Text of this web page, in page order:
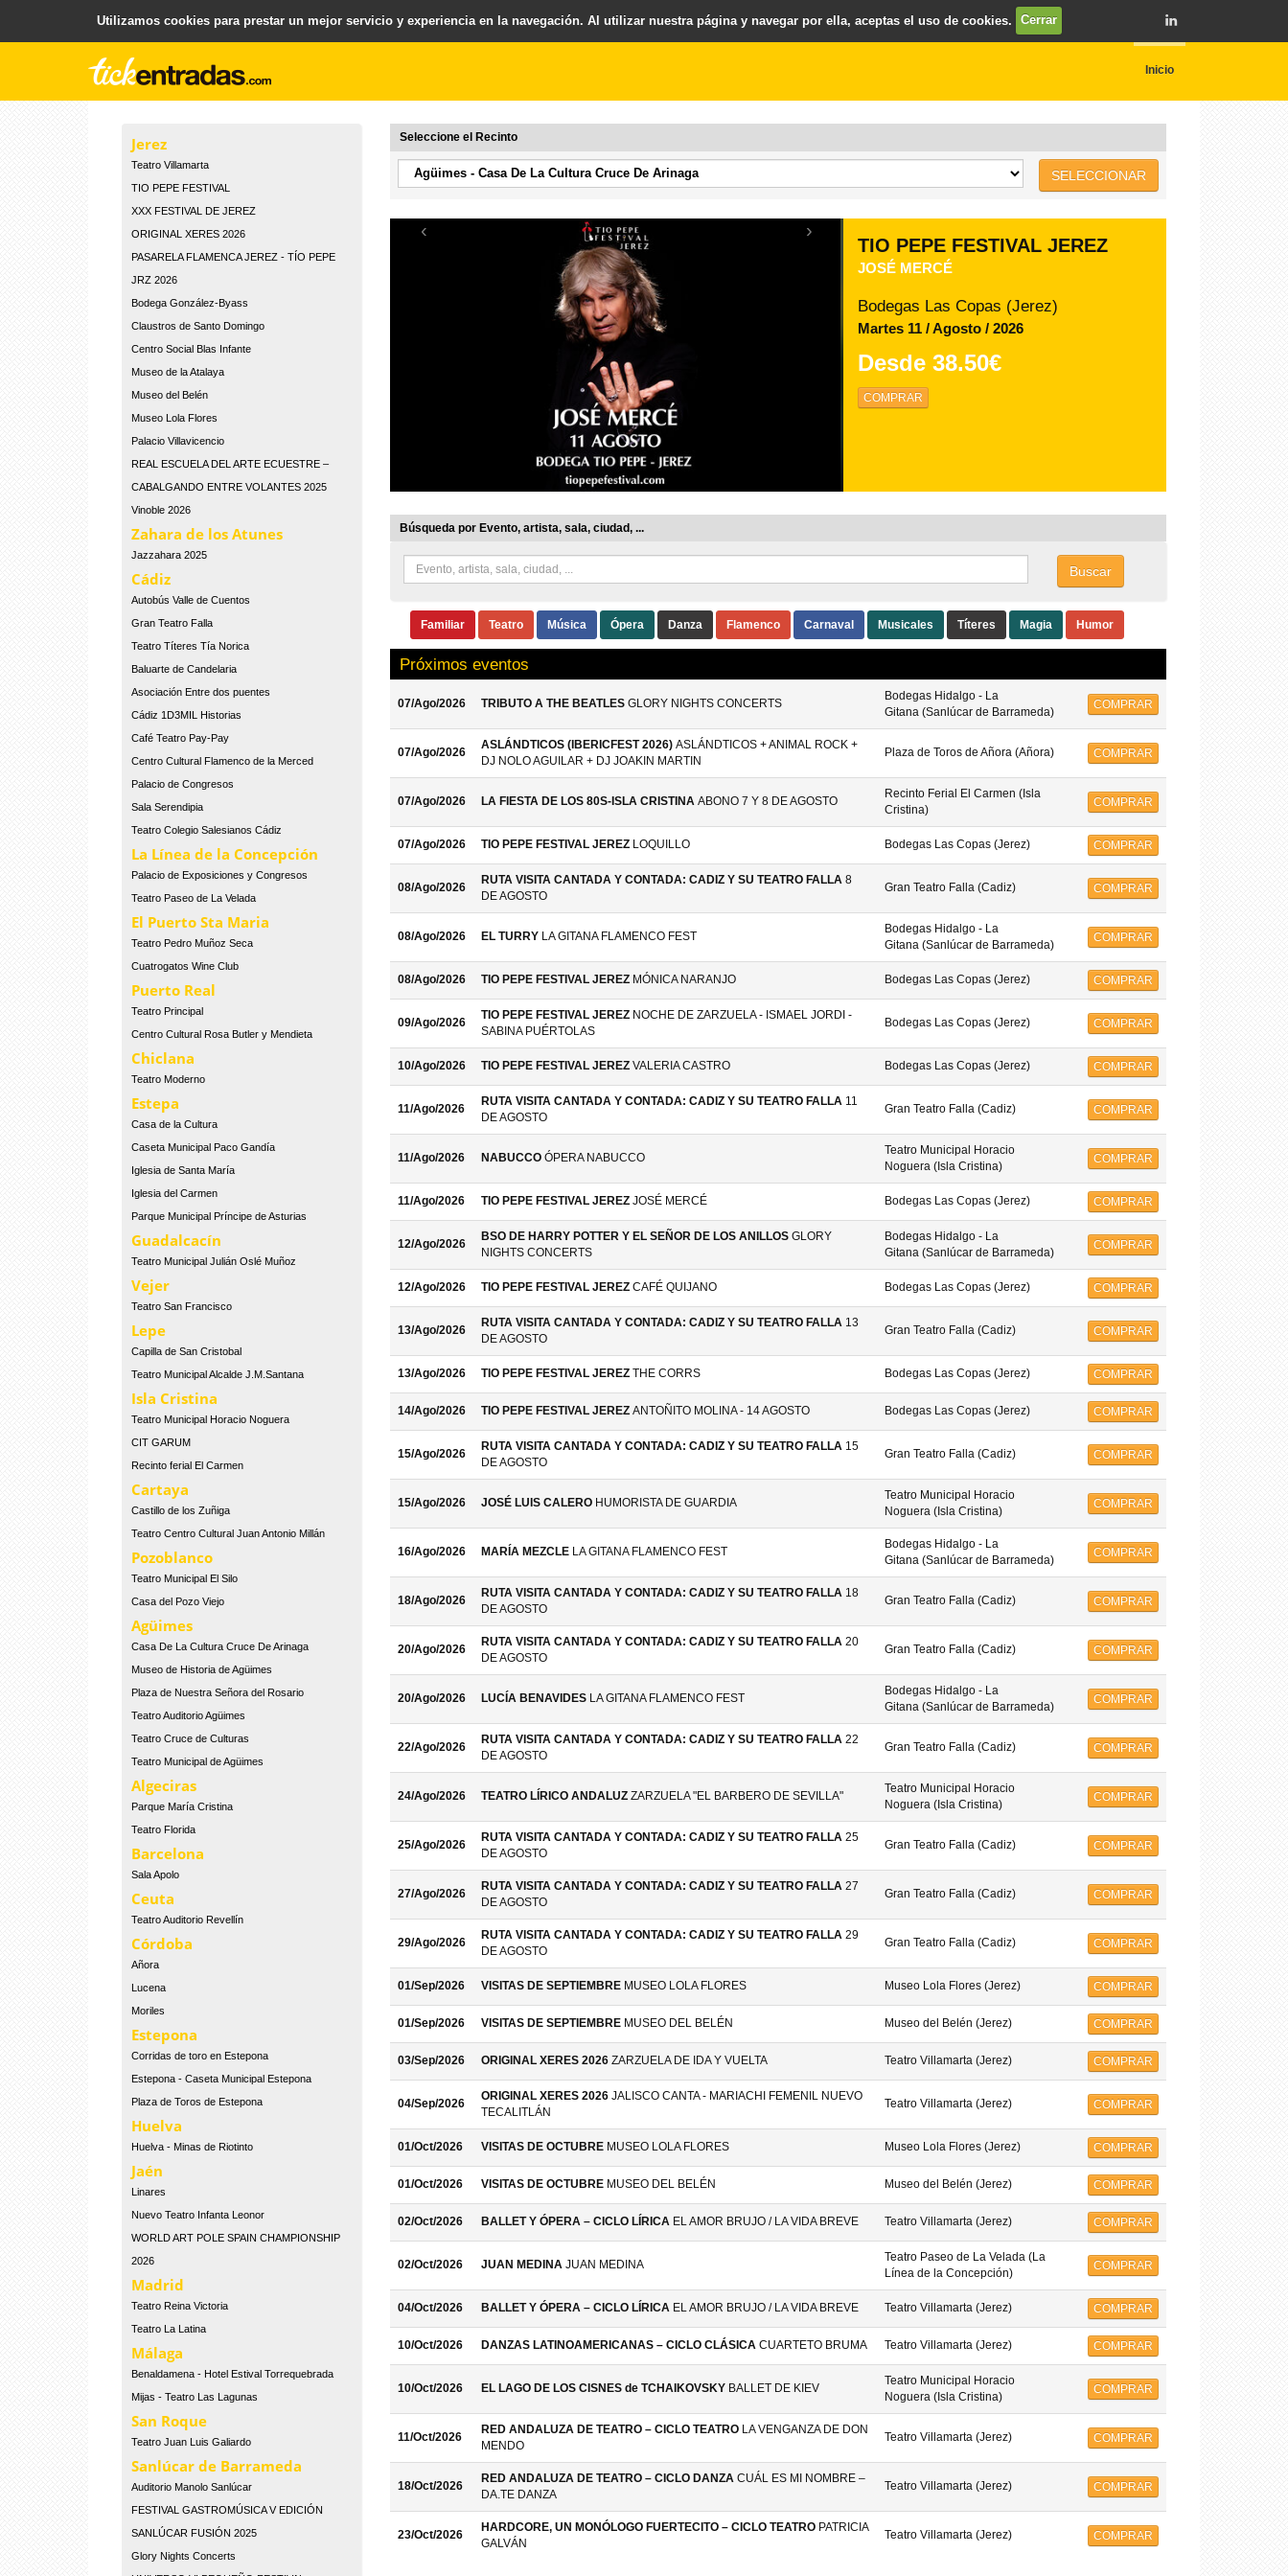
Plataforma para la Venta y Gestion de Entradas .
Inicio
Jerez
Teatro Villamarta
TIO PEPE FESTIVAL
XXX FESTIVAL DE JEREZ
ORIGINAL XERES 2026
PASARELA FLAMENCA JEREZ - TÍO PEPE
JRZ 2026
Bodega González-Byass
Claustros de Santo Domingo
Centro Social Blas Infante
Museo de la Atalaya
Museo del Belén
Museo Lola Flores
Palacio Villavicencio
REAL ESCUELA DEL ARTE ECUESTRE –
CABALGANDO ENTRE VOLANTES 2025
Vinoble 2026
Zahara de los Atunes
Jazzahara 2025
Cádiz
Autobús Valle de Cuentos
Gran Teatro Falla
Teatro Títeres Tía Norica
Baluarte de Candelaria
Asociación Entre dos puentes
Cádiz 1D3MIL Historias
Café Teatro Pay-Pay
Centro Cultural Flamenco de la Merced
Palacio de Congresos
Sala Serendipia
Teatro Colegio Salesianos Cádiz
La Línea de la Concepción
Palacio de Exposiciones y Congresos
Teatro Paseo de La Velada
El Puerto Sta Maria
Teatro Pedro Muñoz Seca
Cuatrogatos Wine Club
Puerto Real
Teatro Principal
Centro Cultural Rosa Butler y Mendieta
Chiclana
Teatro Moderno
Estepa
Casa de la Cultura
Caseta Municipal Paco Gandía
Iglesia de Santa María
Iglesia del Carmen
Parque Municipal Príncipe de Asturias
Guadalcacín
Teatro Municipal Julián Oslé Muñoz
Vejer
Teatro San Francisco
Lepe
Capilla de San Cristobal
Teatro Municipal Alcalde J.M.Santana
Isla Cristina
Teatro Municipal Horacio Noguera
CIT GARUM
Recinto ferial El Carmen
Cartaya
Castillo de los Zuñiga
Teatro Centro Cultural Juan Antonio Millán
Pozoblanco
Teatro Municipal El Silo
Casa del Pozo Viejo
Agüimes
Casa De La Cultura Cruce De Arinaga
Museo de Historia de Agüimes
Plaza de Nuestra Señora del Rosario
Teatro Auditorio Agüimes
Teatro Cruce de Culturas
Teatro Municipal de Agüimes
Algeciras
Parque María Cristina
Teatro Florida
Barcelona
Sala Apolo
Ceuta
Teatro Auditorio Revellín
Córdoba
Añora
Lucena
Moriles
Estepona
Corridas de toro en Estepona
Estepona - Caseta Municipal Estepona
Plaza de Toros de Estepona
Huelva
Huelva - Minas de Riotinto
Jaén
Linares
Nuevo Teatro Infanta Leonor
WORLD ART POLE SPAIN CHAMPIONSHIP
2026
Madrid
Teatro Reina Victoria
Teatro La Latina
Málaga
Benaldamena - Hotel Estival Torrequebrada
Mijas - Teatro Las Lagunas
San Roque
Teatro Juan Luis Galiardo
Sanlúcar de Barrameda
Auditorio Manolo Sanlúcar
FESTIVAL GASTROMÚSICA V EDICIÓN
SANLÚCAR FUSIÓN 2025
Glory Nights Concerts
Seleccione el Recinto
SELECCIONAR
‹ ›
TIO PEPE FESTIVAL JEREZ
CAFÉ QUIJANO
Bodegas Las Copas (Jerez)
Miercoles 12 / Agosto / 2026
Desde 29.90€
COMPRAR
Búsqueda por Evento, artista, sala, ciudad, ...
Buscar
Familiar Teatro Música Ópera Danza Flamenco Carnaval Musicales Títeres Magia Humor
Próximos eventos
07/Ago/2026 TRIBUTO A THE BEATLES GLORY NIGHTS CONCERTS
Bodegas Hidalgo - La
Gitana (Sanlúcar de Barrameda)
COMPRAR
07/Ago/2026
ASLÁNDTICOS (IBERICFEST 2026) ASLÁNDTICOS + ANIMAL ROCK +
DJ NOLO AGUILAR + DJ JOAKIN MARTIN
Plaza de Toros de Añora (Añora) COMPRAR
07/Ago/2026 LA FIESTA DE LOS 80S-ISLA CRISTINA ABONO 7 Y 8 DE AGOSTO
Recinto Ferial El Carmen (Isla
Cristina)
COMPRAR
07/Ago/2026 TIO PEPE FESTIVAL JEREZ LOQUILLO Bodegas Las Copas (Jerez) COMPRAR
08/Ago/2026
RUTA VISITA CANTADA Y CONTADA: CADIZ Y SU TEATRO FALLA 8
DE AGOSTO
Gran Teatro Falla (Cadiz) COMPRAR
08/Ago/2026 EL TURRY LA GITANA FLAMENCO FEST
Bodegas Hidalgo - La
Gitana (Sanlúcar de Barrameda)
COMPRAR
08/Ago/2026 TIO PEPE FESTIVAL JEREZ MÓNICA NARANJO Bodegas Las Copas (Jerez) COMPRAR
09/Ago/2026
TIO PEPE FESTIVAL JEREZ NOCHE DE ZARZUELA - ISMAEL JORDI -
SABINA PUÉRTOLAS
Bodegas Las Copas (Jerez) COMPRAR
10/Ago/2026 TIO PEPE FESTIVAL JEREZ VALERIA CASTRO Bodegas Las Copas (Jerez) COMPRAR
11/Ago/2026
RUTA VISITA CANTADA Y CONTADA: CADIZ Y SU TEATRO FALLA 11
DE AGOSTO
Gran Teatro Falla (Cadiz) COMPRAR
11/Ago/2026 NABUCCO ÓPERA NABUCCO
Teatro Municipal Horacio
Noguera (Isla Cristina)
COMPRAR
11/Ago/2026 TIO PEPE FESTIVAL JEREZ JOSÉ MERCÉ Bodegas Las Copas (Jerez) COMPRAR
12/Ago/2026
BSO DE HARRY POTTER Y EL SEÑOR DE LOS ANILLOS GLORY
NIGHTS CONCERTS
Bodegas Hidalgo - La
Gitana (Sanlúcar de Barrameda)
COMPRAR
12/Ago/2026 TIO PEPE FESTIVAL JEREZ CAFÉ QUIJANO Bodegas Las Copas (Jerez) COMPRAR
13/Ago/2026
RUTA VISITA CANTADA Y CONTADA: CADIZ Y SU TEATRO FALLA 13
DE AGOSTO
Gran Teatro Falla (Cadiz) COMPRAR
13/Ago/2026 TIO PEPE FESTIVAL JEREZ THE CORRS Bodegas Las Copas (Jerez) COMPRAR
14/Ago/2026 TIO PEPE FESTIVAL JEREZ ANTOÑITO MOLINA - 14 AGOSTO Bodegas Las Copas (Jerez) COMPRAR
15/Ago/2026
RUTA VISITA CANTADA Y CONTADA: CADIZ Y SU TEATRO FALLA 15
DE AGOSTO
Gran Teatro Falla (Cadiz) COMPRAR
15/Ago/2026 JOSÉ LUIS CALERO HUMORISTA DE GUARDIA
Teatro Municipal Horacio
Noguera (Isla Cristina)
COMPRAR
16/Ago/2026 MARÍA MEZCLE LA GITANA FLAMENCO FEST
Bodegas Hidalgo - La
Gitana (Sanlúcar de Barrameda)
COMPRAR
18/Ago/2026
RUTA VISITA CANTADA Y CONTADA: CADIZ Y SU TEATRO FALLA 18
DE AGOSTO
Gran Teatro Falla (Cadiz) COMPRAR
20/Ago/2026
RUTA VISITA CANTADA Y CONTADA: CADIZ Y SU TEATRO FALLA 20
DE AGOSTO
Gran Teatro Falla (Cadiz) COMPRAR
20/Ago/2026 LUCÍA BENAVIDES LA GITANA FLAMENCO FEST
Bodegas Hidalgo - La
Gitana (Sanlúcar de Barrameda)
COMPRAR
22/Ago/2026
RUTA VISITA CANTADA Y CONTADA: CADIZ Y SU TEATRO FALLA 22
DE AGOSTO
Gran Teatro Falla (Cadiz) COMPRAR
24/Ago/2026 TEATRO LÍRICO ANDALUZ ZARZUELA "EL BARBERO DE SEVILLA"
Teatro Municipal Horacio
Noguera (Isla Cristina)
COMPRAR
25/Ago/2026
RUTA VISITA CANTADA Y CONTADA: CADIZ Y SU TEATRO FALLA 25
DE AGOSTO
Gran Teatro Falla (Cadiz) COMPRAR
27/Ago/2026
RUTA VISITA CANTADA Y CONTADA: CADIZ Y SU TEATRO FALLA 27
DE AGOSTO
Gran Teatro Falla (Cadiz) COMPRAR
29/Ago/2026
RUTA VISITA CANTADA Y CONTADA: CADIZ Y SU TEATRO FALLA 29
DE AGOSTO
Gran Teatro Falla (Cadiz) COMPRAR
01/Sep/2026 VISITAS DE SEPTIEMBRE MUSEO LOLA FLORES Museo Lola Flores (Jerez) COMPRAR
01/Sep/2026 VISITAS DE SEPTIEMBRE MUSEO DEL BELÉN Museo del Belén (Jerez) COMPRAR
03/Sep/2026 ORIGINAL XERES 2026 ZARZUELA DE IDA Y VUELTA Teatro Villamarta (Jerez) COMPRAR
04/Sep/2026
ORIGINAL XERES 2026 JALISCO CANTA - MARIACHI FEMENIL NUEVO
TECALITLÁN
Teatro Villamarta (Jerez) COMPRAR
01/Oct/2026 VISITAS DE OCTUBRE MUSEO LOLA FLORES Museo Lola Flores (Jerez) COMPRAR
01/Oct/2026 VISITAS DE OCTUBRE MUSEO DEL BELÉN Museo del Belén (Jerez) COMPRAR
02/Oct/2026 BALLET Y ÓPERA – CICLO LÍRICA EL AMOR BRUJO / LA VIDA BREVE Teatro Villamarta (Jerez) COMPRAR
02/Oct/2026 JUAN MEDINA JUAN MEDINA
Teatro Paseo de La Velada (La
Línea de la Concepción)
COMPRAR
04/Oct/2026 BALLET Y ÓPERA – CICLO LÍRICA EL AMOR BRUJO / LA VIDA BREVE Teatro Villamarta (Jerez) COMPRAR
10/Oct/2026 DANZAS LATINOAMERICANAS – CICLO CLÁSICA CUARTETO BRUMA Teatro Villamarta (Jerez) COMPRAR
10/Oct/2026 EL LAGO DE LOS CISNES de TCHAIKOVSKY BALLET DE KIEV
Teatro Municipal Horacio
Noguera (Isla Cristina)
COMPRAR
11/Oct/2026
RED ANDALUZA DE TEATRO – CICLO TEATRO LA VENGANZA DE DON
MENDO
Teatro Villamarta (Jerez) COMPRAR
18/Oct/2026
RED ANDALUZA DE TEATRO – CICLO DANZA CUÁL ES MI NOMBRE –
DA.TE DANZA
Teatro Villamarta (Jerez) COMPRAR
23/Oct/2026
HARDCORE, UN MONÓLOGO FUERTECITO – CICLO TEATRO PATRICIA
GALVÁN
Teatro Villamarta (Jerez) COMPRAR
Utilizamos cookies para prestar un mejor servicio y experiencia en la navegación. Al utilizar nuestra página y navegar por ella, aceptas el uso de cookies. Cerrar